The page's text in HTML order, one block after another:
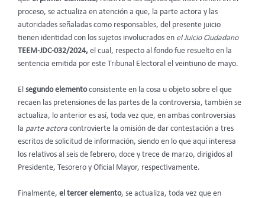
proceso, se actualiza en atención a que, la parte actora y las
autoridades señaladas como responsables, del presente juicio
tienen identidad con los sujetos involucrados en el Juicio Ciudadano
TEEM-JDC-032/2024, el cual, respecto al fondo fue resuelto en la
sentencia emitida por este Tribunal Electoral el veintiuno de mayo.
El segundo elementoconsistente en la cosa u objeto sobre el que
recaen las pretensiones de las partes de la controversia, también se
actualiza, lo anterior es así, toda vez que, en ambas controversias
la parte actora controvierte la omisión de dar contestación a tres
escritos de solicitud de información, siendo en lo que aquí interesa
los relativos al seis de febrero, doce y trece de marzo, dirigidos al
Presidente, Tesorero y Oficial Mayor, respectivamente.
Finalmente, el tercer elemento, se actualiza, toda vez que en